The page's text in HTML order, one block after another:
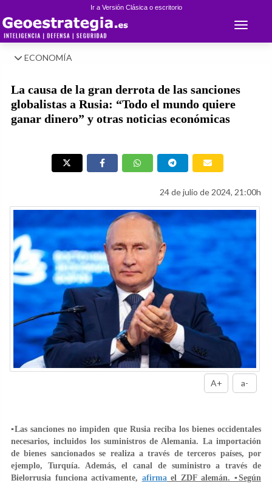
Ir a Versión Clásica o escritorio
Toggle
ECONOMÍA
La causa de la gran derrota de las sanciones
globalistas a Rusia: “Todo el mundo quiere
ganar dinero” y otras noticias económicas
24 de julio de 2024, 21:00h
A+ a-
▪️Las sanciones no impiden que Rusia reciba los bienes occidentales
necesarios, incluidos los suministros de Alemania. La importación
de bienes sancionados se realiza a través de terceros países, por
ejemplo, Turquía. Además, el canal de suministro a través de
Bielorrusia funciona activamente, afirmael ZDF alemán. ▪️Según